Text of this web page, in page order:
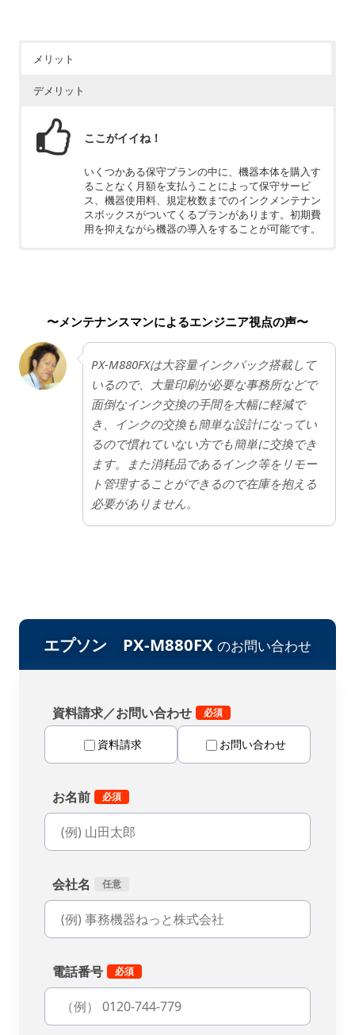
メリット
デメリット
ここがイイね！
いくつかある保守プランの中に、機器本体を購入す
ることなく月額を支払うことによって保守サービ
ス、機器使用料、規定枚数までのインクメンテナン
スボックスがついてくるプランがあります。初期費
用を抑えながら機器の導入をすることが可能です。
遅くなってしまいます。そこまで高画質を求めてい
ない方にはストレスになる可能性があります。
〜メンテナンスマンによるエンジニア視点の声〜
PX-M880FXは大容量インクパック搭載して
いるので、大量印刷が必要な事務所などで
面倒なインク交換の手間を大幅に軽減で
き、インクの交換も簡単な設計になってい
るので慣れていない方でも簡単に交換でき
ます。また消耗品であるインク等をリモー
ト管理することができるので在庫を抱える
必要がありません。
エプソン PX-M880FX のお問い合わせ
資料請求／お問い合わせ
資料請求 お問い合わせ
お名前
会社名
電話番号